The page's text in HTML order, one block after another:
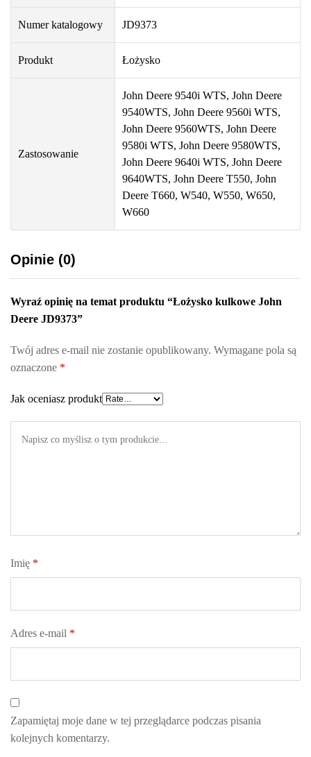
Numer katalogowy JD9373
Produkt Łożysko
Zastosowanie
John Deere 9540i WTS, John Deere
9540WTS, John Deere 9560i WTS,
John Deere 9560WTS, John Deere
9580i WTS, John Deere 9580WTS,
John Deere 9640i WTS, John Deere
9640WTS, John Deere T550, John
Deere T660, W540, W550, W650,
W660
Opinie (0)
Wyraź opinię na temat produktu “Łożysko kulkowe John
Deere JD9373”
Twój adres e-mail nie zostanie opublikowany. Wymagane pola są
oznaczone *
Jak oceniasz produkt
Imię *
Adres e-mail *
Zapamiętaj moje dane w tej przeglądarce podczas pisania
kolejnych komentarzy.